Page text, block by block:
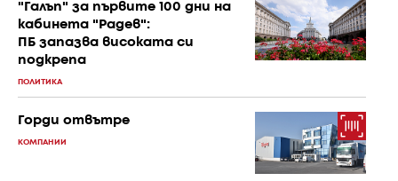
"Галъп" за първите 100 дни на
кабинета "Радев":
ПБ запазва високата си
подкрепа
ПОЛИТИКА
Горди отвътре
КОМПАНИИ